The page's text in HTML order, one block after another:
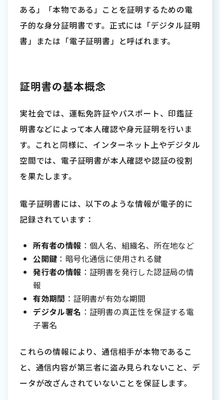
ある」「本物である」ことを証明するための電
子的な身分証明書です。正式には「デジタル証明
書」または「電子証明書」と呼ばれます。
証明書の基本概念
実社会では、運転免許証やパスポート、印鑑証
明書などによって本人確認や身元証明を行いま
す。これと同様に、インターネット上やデジタル
空間では、電子証明書が本人確認や認証の役割
を果たします。
電子証明書には、以下のような情報が電子的に
記録されています：
所有者の情報 ：個人名、組織名、所在地など
公開鍵 ：暗号化通信に使用される鍵
発行者の情報 ：証明書を発行した認証局の情
報
有効期間 ：証明書が有効な期間
デジタル署名 ：証明書の真正性を保証する電
子署名
これらの情報により、通信相手が本物であるこ
と、通信内容が第三者に盗み見られないこと、デ
ータが改ざんされていないことを保証します。